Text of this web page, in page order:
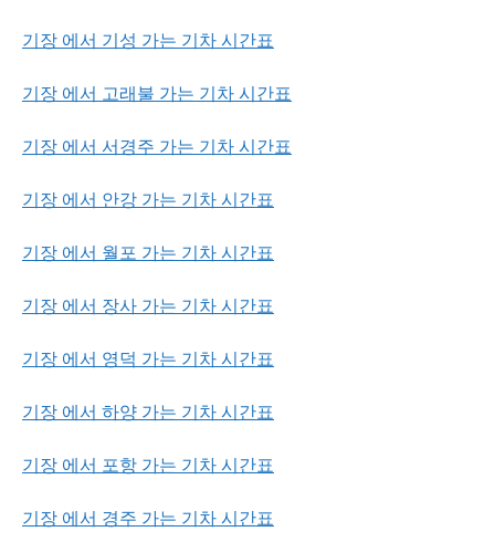
기장 에서 기성 가는 기차 시간표
기장 에서 고래불 가는 기차 시간표
기장 에서 서경주 가는 기차 시간표
기장 에서 안강 가는 기차 시간표
기장 에서 월포 가는 기차 시간표
기장 에서 장사 가는 기차 시간표
기장 에서 영덕 가는 기차 시간표
기장 에서 하양 가는 기차 시간표
기장 에서 포항 가는 기차 시간표
기장 에서 경주 가는 기차 시간표